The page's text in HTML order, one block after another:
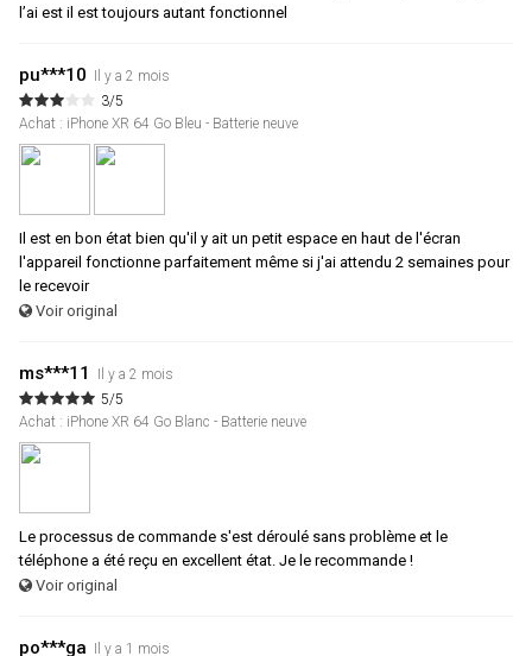
l’ai est il est toujours autant fonctionnel
pu***10
Il y a 2 mois
3/5
Achat : iPhone XR 64 Go Bleu - Batterie neuve
Il est en bon état bien qu'il y ait un petit espace en haut de l'écran
l'appareil fonctionne parfaitement même si j'ai attendu 2 semaines pour
le recevoir
Voir original
ms***11
Il y a 2 mois
5/5
Achat : iPhone XR 64 Go Blanc - Batterie neuve
Le processus de commande s'est déroulé sans problème et le
téléphone a été reçu en excellent état. Je le recommande !
Voir original
po***ga
Il y a 1 mois